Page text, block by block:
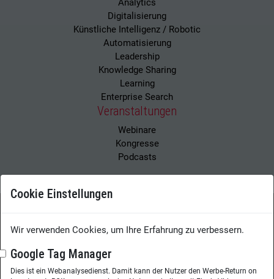
Analytics
Digitalisierung
Künstliche Intelligenz / Robotic
Automatisierung
Leadership
Knowledge Sharing
Learning
Enterprise Search
Veranstaltungen
Webinare
Kongresse
Podcasts
Wissensmanagement Magazin
Impressum
Cookie Einstellungen
Wir verwenden Cookies, um Ihre Erfahrung zu verbessern.
Google Tag Manager
Dies ist ein Webanalysedienst. Damit kann der Nutzer den Werbe-Return on